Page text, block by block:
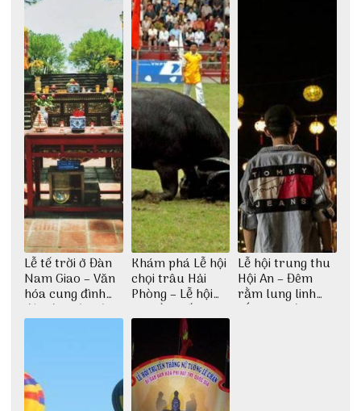
Lễ tế trời ở Đàn
Nam Giao – Văn
hóa cung đình
độc đáo từ thời
nhà Nguyễn
Khám phá Lễ hội
chọi trâu Hải
Phòng – Lễ hội
truyền thống lâu
đời
Lễ hội trung thu
Hội An – Đêm
rằm lung linh
sắc màu đèn